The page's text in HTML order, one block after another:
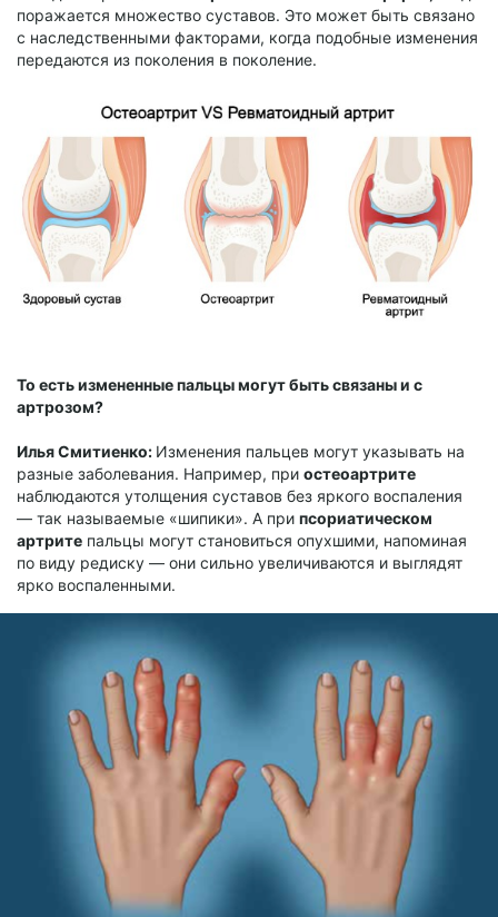
поражается множество суставов. Это может быть связано
с наследственными факторами, когда подобные изменения
передаются из поколения в поколение.
То есть измененные пальцы могут быть связаны и с
артрозом?
Илья Смитиенко: Изменения пальцев могут указывать на
разные заболевания. Например, при остеоартрите
наблюдаются утолщения суставов без яркого воспаления
— так называемые «шипики». А при псориатическом
артрите пальцы могут становиться опухшими, напоминая
по виду редиску — они сильно увеличиваются и выглядят
ярко воспаленными.